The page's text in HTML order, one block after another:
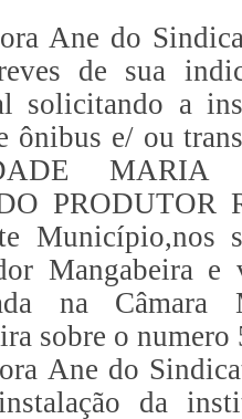
Ane do
de sua
solicitando a
ônibus e/ ou
PRODUTOR
Município,nos
Mangabeira
na Câmara
sobre o
Ane do
da